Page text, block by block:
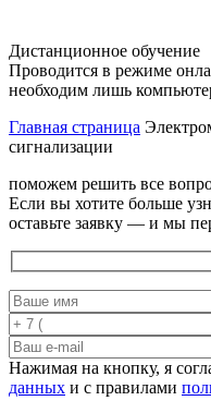
Дистанционное обучение
Проводится в режиме
необходим лишь
Главная страница
сигнализации
поможем решить все
Если вы хотите больше
оставьте заявку — и мы
Нажимая на кнопку, я
данных и с правилами